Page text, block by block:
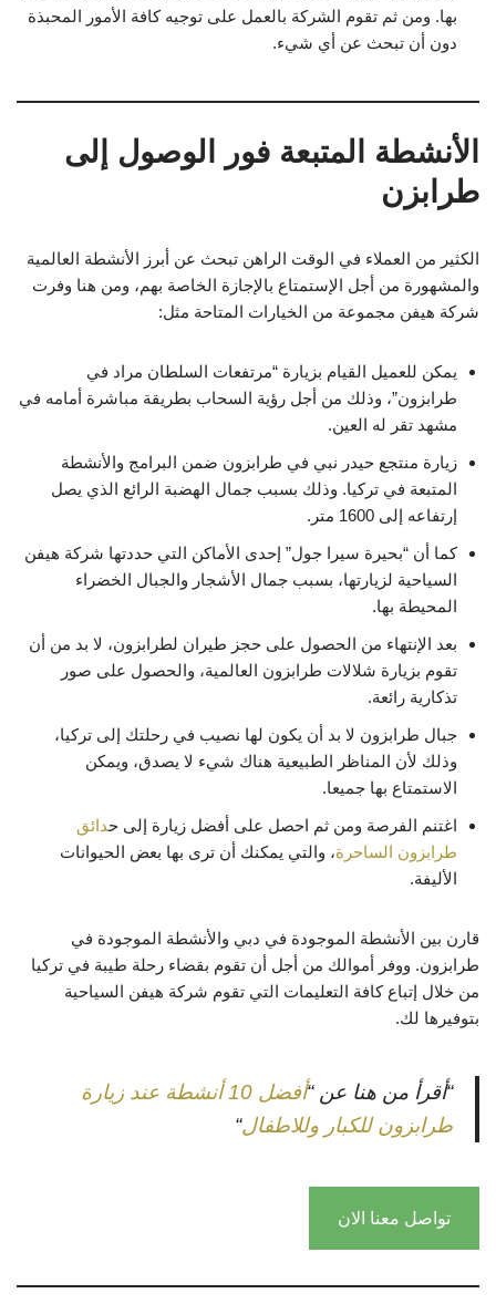
بها. ومن ثم تقوم الشركة بالعمل على توجيه كافة الأمور المحبذة
دون أن تبحث عن أي شيء.
الأنشطة المتبعة فور الوصول إلى
طرابزن
الكثير من العملاء في الوقت الراهن تبحث عن أبرز الأنشطة العالمية
والمشهورة من أجل الإستمتاع بالإجازة الخاصة بهم، ومن هنا وفرت
شركة هيفن مجموعة من الخيارات المتاحة مثل:
يمكن للعميل القيام بزيارة “مرتفعات السلطان مراد في
طرابزون”، وذلك من أجل رؤية السحاب بطريقة مباشرة أمامه في
مشهد تقر له العين.
زيارة منتجع حيدر نبي في طرابزون ضمن البرامج والأنشطة
المتبعة في تركيا. وذلك بسبب جمال الهضبة الرائع الذي يصل
إرتفاعه إلى 1600 متر.
كما أن “بحيرة سيرا جول” إحدى الأماكن التي حددتها شركة هيفن
السياحية لزيارتها، بسبب جمال الأشجار والجبال الخضراء
المحيطة بها.
بعد الإنتهاء من الحصول على حجز طيران لطرابزون، لا بد من أن
تقوم بزيارة شلالات طرابزون العالمية، والحصول على صور
تذكارية رائعة.
جبال طرابزون لا بد أن يكون لها نصيب في رحلتك إلى تركيا،
وذلك لأن المناظر الطبيعية هناك شيء لا يصدق، ويمكن
الاستمتاع بها جميعا.
اغتنم الفرصة ومن ثم احصل على أفضل زيارة إلى حدائق
طرابزون الساحرة، والتي يمكنك أن ترى بها بعض الحيوانات
الأليفة.
قارن بين الأنشطة الموجودة في دبي والأنشطة الموجودة في
طرابزون. ووفر أموالك من أجل أن تقوم بقضاء رحلة طيبة في تركيا
من خلال إتباع كافة التعليمات التي تقوم شركة هيفن السياحية
بتوفيرها لك.
“أقرأ من هنا عن “
أفضل 10 أنشطة عند زيارة
طرابزون للكبار وللاطفال“
تواصل معنا الان